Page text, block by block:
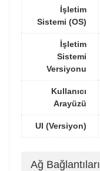
İşletim
Sistemi (OS)
İşletim
Sistemi
Versiyonu
Kullanıcı
Arayüzü
UI (Versiyon)
Ağ Bağlantıları